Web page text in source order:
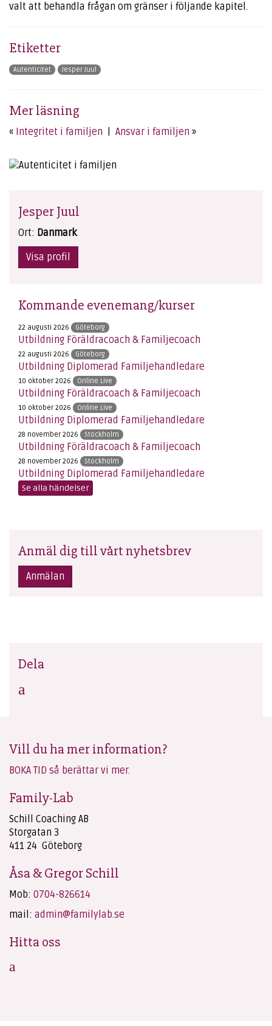
valt att behandla frågan om gränser i följande kapitel.
Etiketter
Autenticitet Jesper Juul
Mer läsning
« Integritet i familjen Ansvar i familjen »
Jesper Juul
Ort: Danmark
Visa profil
Kommande evenemang/kurser
22 augusti 2026 Göteborg
Utbildning Föräldracoach & Familjecoach
22 augusti 2026 Göteborg
Utbildning Diplomerad Familjehandledare
10 oktober 2026 Online Live
Utbildning Föräldracoach & Familjecoach
10 oktober 2026 Online Live
Utbildning Diplomerad Familjehandledare
28 november 2026 Stockholm
Utbildning Föräldracoach & Familjecoach
28 november 2026 Stockholm
Utbildning Diplomerad Familjehandledare
Se alla händelser
Anmäl dig till vårt nyhetsbrev
Anmälan
Dela
Vill du ha mer information?
BOKA TID så berättar vi mer.
Family-Lab
Schill Coaching AB
Storgatan 3
411 24 Göteborg
Åsa & Gregor Schill
Mob: 0704-826614
mail: admin@familylab.se
Hitta oss